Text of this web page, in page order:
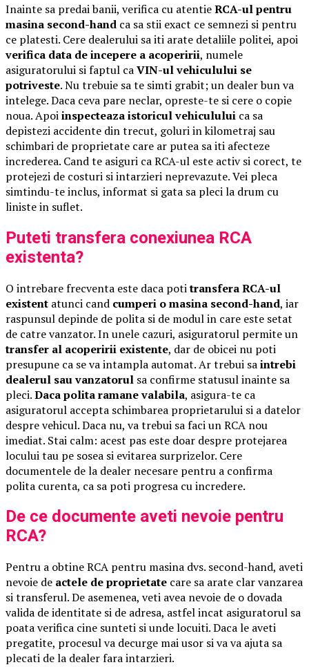
Inainte sa predai banii, verifica cu atentieRCA-ul pentru
masina second-hand ca sa stii exact ce semnezi si pentru
ce platesti. Cere dealerului sa iti arate detaliile politei, apoi
verifica data de incepere a acoperirii, numele
asiguratorului si faptul caVIN-ul vehiculului se
potriveste. Nu trebuie sa te simti grabit; un dealer bun va
intelege. Daca ceva pare neclar, opreste-te si cere o copie
noua. Apoiinspecteaza istoricul vehiculului ca sa
depistezi accidente din trecut, goluri in kilometraj sau
schimbari de proprietate care ar putea sa iti afecteze
increderea. Cand te asiguri ca RCA-ul este activ si corect, te
protejezi de costuri si intarzieri neprevazute. Vei pleca
simtindu-te inclus, informat si gata sa pleci la drum cu
liniste in suflet.
Puteti transfera conexiunea RCA
existenta?
O intrebare frecventa este daca potitransfera RCA-ul
existent atunci cand cumperi o masina second-hand, iar
raspunsul depinde de polita si de modul in care este setat
de catre vanzator. In unele cazuri, asiguratorul permite un
transfer al acoperirii existente, dar de obicei nu poti
presupune ca se va intampla automat. Ar trebui saintrebi
dealerul sau vanzatorul sa confirme statusul inainte sa
pleci.Daca polita ramane valabila, asigura-te ca
asiguratorul accepta schimbarea proprietarului si a datelor
despre vehicul. Daca nu, va trebui sa faci un RCA nou
imediat. Stai calm: acest pas este doar despre protejarea
locului tau pe sosea si evitarea surprizelor. Cere
documentele de la dealer necesare pentru a confirma
polita curenta, ca sa poti progresa cu incredere.
De ce documente aveti nevoie pentru
RCA?
Pentru a obtine RCA pentru masina dvs. second-hand, aveti
nevoie de actele de proprietate care sa arate clar vanzarea
si transferul. De asemenea, veti avea nevoie de o dovada
valida de identitate si de adresa, astfel incat asiguratorul sa
poata verifica cine sunteti si unde locuiti. Daca le aveti
pregatite, procesul va decurge mai usor si va va ajuta sa
plecati de la dealer fara intarzieri.